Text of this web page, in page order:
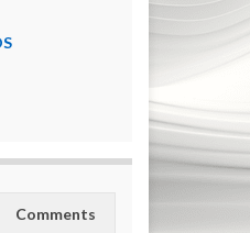
Comments